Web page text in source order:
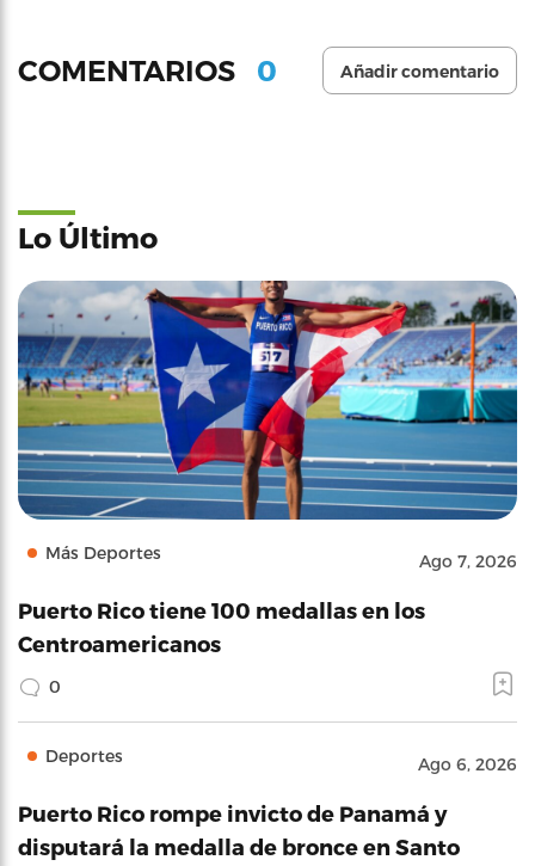
COMENTARIOS 0 Añadir comentario
Lo Último
Más Deportes Ago 7, 2026
Puerto Rico tiene 100 medallas en los
Centroamericanos
0
Deportes Ago 6, 2026
Puerto Rico rompe invicto de Panamá y
disputará la medalla de bronce en Santo